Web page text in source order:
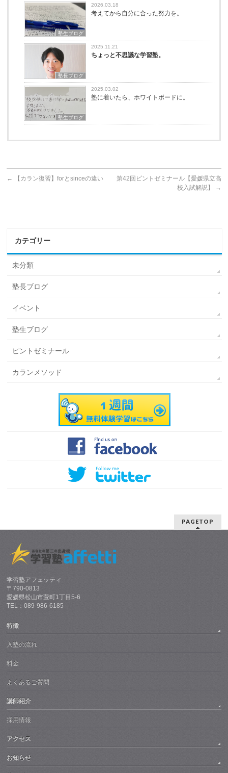
塾生ブログ
2026.03.18
考えてから自分に合った努力を。
塾長ブログ
2025.11.21
ちょっと不思議な学習塾。
塾生ブログ
2025.03.02
塾に着いたら、ホワイトボードに。
← 【カラン復習】forとsinceの違い
第42回ピントゼミナール【愛媛県立高
校入試解説】
→
カテゴリー
未分類
塾長ブログ
イベント
塾生ブログ
ピントゼミナール
カランメソッド
PAGETOP
学習塾アフェッティ
〒790-0813
愛媛県松山市萱町1丁目5-6
TEL：089-986-6185
特徴
入塾の流れ
料金
よくあるご質問
講師紹介
採用情報
アクセス
お知らせ